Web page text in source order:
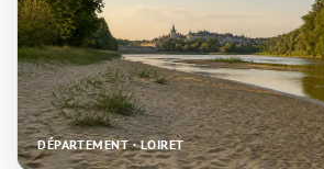
DÉPARTEMENT · LOIRET